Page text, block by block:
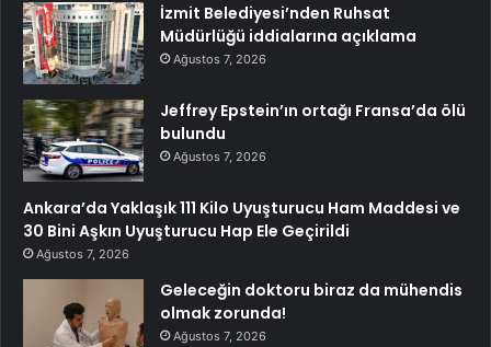
İzmit Belediyesi’nden Ruhsat
Müdürlüğü iddialarına açıklama
Ağustos 7, 2026
Jeffrey Epstein’ın ortağı Fransa’da ölü
bulundu
Ağustos 7, 2026
Ankara’da Yaklaşık 111 Kilo Uyuşturucu Ham Maddesi ve
30 Bini Aşkın Uyuşturucu Hap Ele Geçirildi
Ağustos 7, 2026
Geleceğin doktoru biraz da mühendis
olmak zorunda!
Ağustos 7, 2026